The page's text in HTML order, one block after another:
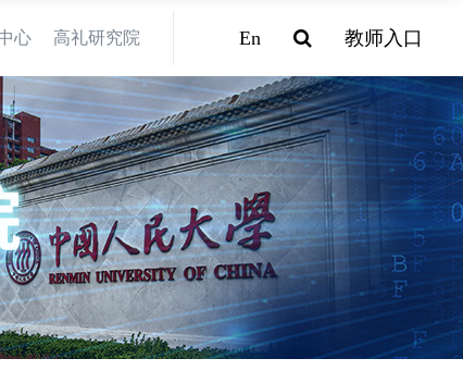
心 高礼研究院 En 教师入口